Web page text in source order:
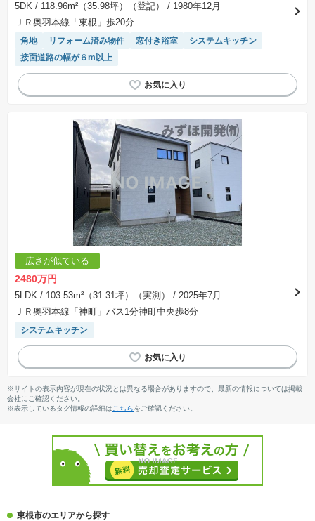
5DK / 118.96m²（35.98坪）（登記）
/ 1980年12月
ＪＲ奥羽本線「東根」歩20分
角地 リフォーム済み物件 窓付き浴室
システムキッチン
接面道路の幅が６m以上
広さが似ている
2480万円
5LDK / 103.53m²（31.31坪）（実測）
/ 2025年7月
ＪＲ奥羽本線「神町」バス1分神町中央歩8分
システムキッチン
※サイトの表示内容が現在の状況とは異なる場合がありますので、最新の情報については掲載
会社にご確認ください。
※表示しているタグ情報の詳細は こちらをご確認ください。
東根市のエリアから探す